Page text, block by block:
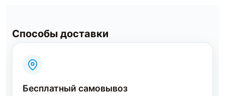
Способы доставки
Бесплатный самовывоз